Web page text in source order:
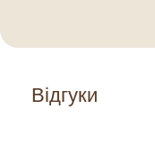
Відгуки